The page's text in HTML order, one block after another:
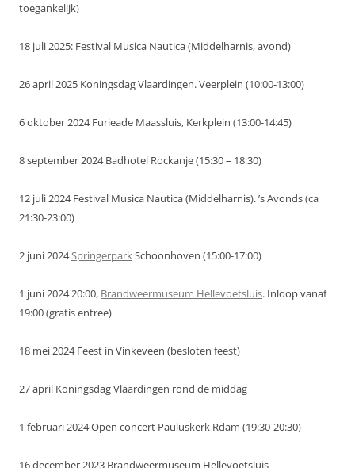
toegankelijk)
18 juli 2025: Festival Musica Nautica (Middelharnis, avond)
26 april 2025 Koningsdag Vlaardingen. Veerplein (10:00-13:00)
6 oktober 2024 Furieade Maassluis, Kerkplein (13:00-14:45)
8 september 2024 Badhotel Rockanje (15:30 – 18:30)
12 juli 2024 Festival Musica Nautica (Middelharnis). ’s Avonds (ca
21:30-23:00)
2 juni 2024SpringerparkSchoonhoven (15:00-17:00)
1 juni 2024 20:00, Brandweermuseum Hellevoetsluis. Inloop vanaf
19:00 (gratis entree)
18 mei 2024 Feest in Vinkeveen (besloten feest)
27 april Koningsdag Vlaardingen rond de middag
1 februari 2024 Open concert Pauluskerk Rdam (19:30-20:30)